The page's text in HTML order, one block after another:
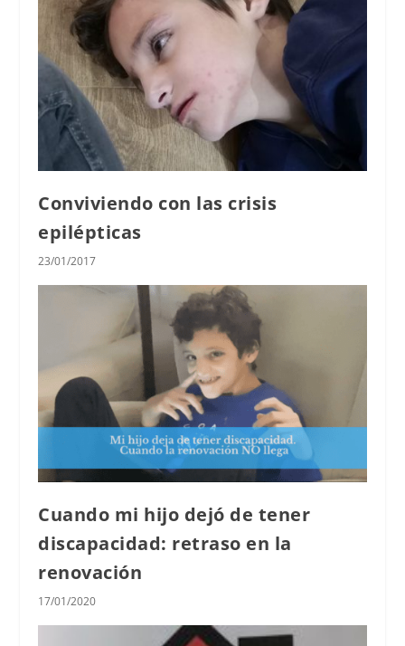
Conviviendo con las crisis
epilépticas
23/01/2017
Cuando mi hijo dejó de tener
discapacidad: retraso en la
renovación
17/01/2020